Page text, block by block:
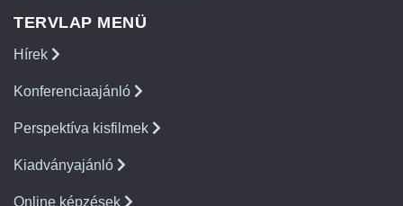
TERVLAP MENÜ
Hírek
Konferenciaajánló
Perspektíva kisfilmek
Kiadványajánló
Online képzések